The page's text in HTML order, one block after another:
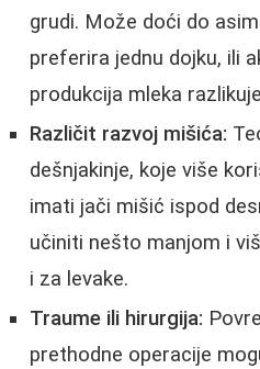
grudi. Može doći do
preferira jednu dojku, ili
produkcija mleka
Različit razvoj mišića:
dešnjakinje, koje više
imati jači mišić ispod
učiniti nešto manjom i
i za levake.
Traume ili hirurgija:
prethodne operacije